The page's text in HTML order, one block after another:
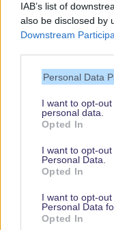
IAB’s list of
also be disclosed by
Downstream
Personal Data
I want to opt-
personal data.
Opted In
I want to opt-
Personal Data.
Opted In
I want to opt-
Personal Data
Opted In
© dein-dlrp | Einige
Disneyland Paris & Walt
Disney Company",
Partnerunternehmen.